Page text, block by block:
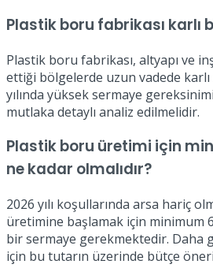
Plastik boru fabrikası karlı
Plastik boru fabrikası, altyapı ve
ettiği bölgelerde uzun vadede
yılında yüksek sermaye
mutlaka detaylı analiz edilmelidir.
Plastik boru üretimi için
ne kadar olmalıdır?
2026 yılı koşullarında arsa hariç
üretimine başlamak için minimum
bir sermaye gerekmektedir. Daha
için bu tutarın üzerinde bütçe